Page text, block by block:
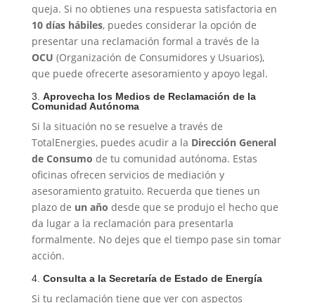
queja. Si no obtienes una respuesta satisfactoria en
10 días hábiles, puedes considerar la opción de
presentar una reclamación formal a través de la
OCU (Organización de Consumidores y Usuarios),
que puede ofrecerte asesoramiento y apoyo legal.
3. Aprovecha los Medios de Reclamación de la
Comunidad Autónoma
Si la situación no se resuelve a través de
TotalEnergies, puedes acudir a la Dirección General
de Consumo de tu comunidad autónoma. Estas
oficinas ofrecen servicios de mediación y
asesoramiento gratuito. Recuerda que tienes un
plazo de un año desde que se produjo el hecho que
da lugar a la reclamación para presentarla
formalmente. No dejes que el tiempo pase sin tomar
acción.
4. Consulta a la Secretaría de Estado de Energía
Si tu reclamación tiene que ver con aspectos